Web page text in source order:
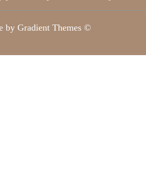
by Gradient Themes ©